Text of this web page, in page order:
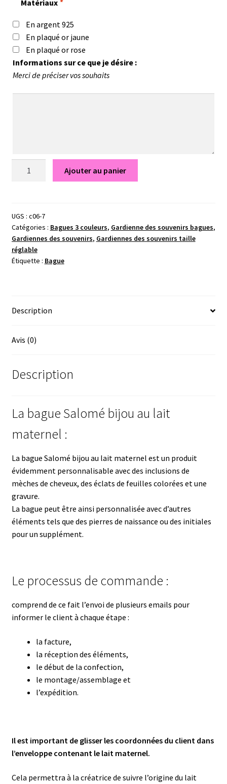
Matériaux *
En argent 925
En plaqué or jaune
En plaqué or rose
Informations sur ce que je désire :
Merci de préciser vos souhaits
-
Gardiennes
des
souvenirs
Ajouter au panier
UGS : c06-7
Catégories : Bagues 3 couleurs, Gardienne des souvenirs bagues,
Gardiennes des souvenirs, Gardiennes des souvenirs taille
réglable
Étiquette : Bague
Description
Avis (0)
Description
La bague Salomé bijou au lait
maternel :
La bague Salomé bijou au lait maternel est un produit
évidemment personnalisable avec des inclusions de
mèches de cheveux, des éclats de feuilles colorées et une
gravure.
La bague peut être ainsi personnalisée avec d’autres
éléments tels que des pierres de naissance ou des initiales
pour un supplément.
Le processus de commande :
comprend de ce fait l’envoi de plusieurs emails pour
informer le client à chaque étape :
la facture,
la réception des éléments,
le début de la confection,
le montage/assemblage et
l’expédition.
Il est important de glisser les coordonnées du client dans
l’enveloppe contenant le lait maternel.
Cela permettra à la créatrice de suivre l’origine du lait